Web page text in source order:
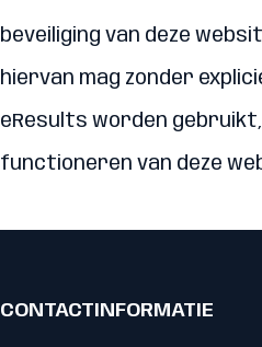
beveiliging van deze
hiervan mag zonder
eResults worden
functioneren van deze
CONTACTINFORMATIE